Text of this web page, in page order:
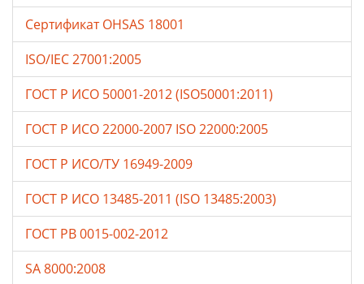
Сертификат OHSAS 18001
ISO/IEC 27001:2005
ГОСТ Р ИСО 50001-2012 (ISO50001:2011)
ГОСТ Р ИСО 22000-2007 ISO 22000:2005
ГОСТ Р ИСО/ТУ 16949-2009
ГОСТ Р ИСО 13485-2011 (ISO 13485:2003)
ГОСТ РВ 0015-002-2012
SA 8000:2008